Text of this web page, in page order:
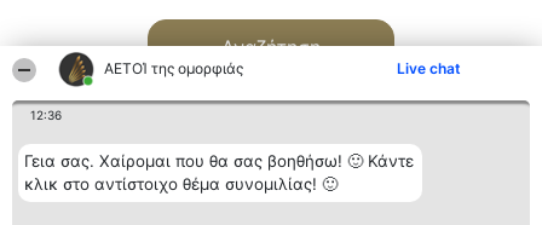
ΑΕΤΟΊ της ομορφιάς Live chat
12:36
Γεια σας. Χαίρομαι που θα σας βοηθήσω! 🙂 Κάντε
κλικ στο αντίστοιχο θέμα συνομιλίας! 🙂
Αναζήτηση